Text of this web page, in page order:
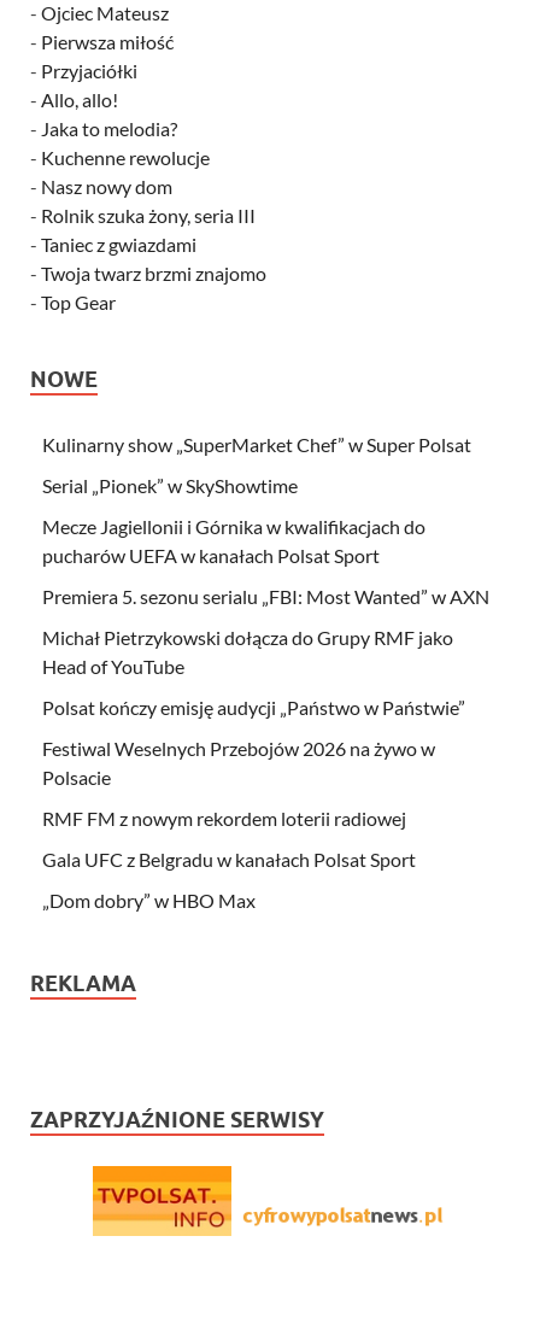
- Ojciec Mateusz
- Pierwsza miłość
- Przyjaciółki
- Allo, allo!
- Jaka to melodia?
- Kuchenne rewolucje
- Nasz nowy dom
- Rolnik szuka żony, seria III
- Taniec z gwiazdami
- Twoja twarz brzmi znajomo
- Top Gear
NOWE
Kulinarny show „SuperMarket Chef” w Super Polsat
Serial „Pionek” w SkyShowtime
Mecze Jagiellonii i Górnika w kwalifikacjach do
pucharów UEFA w kanałach Polsat Sport
Premiera 5. sezonu serialu „FBI: Most Wanted” w AXN
Michał Pietrzykowski dołącza do Grupy RMF jako
Head of YouTube
Polsat kończy emisję audycji „Państwo w Państwie”
Festiwal Weselnych Przebojów 2026 na żywo w
Polsacie
RMF FM z nowym rekordem loterii radiowej
Gala UFC z Belgradu w kanałach Polsat Sport
„Dom dobry” w HBO Max
REKLAMA
ZAPRZYJAŹNIONE SERWISY